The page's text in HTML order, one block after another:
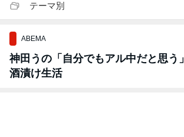
テーマ別
ABEMA
神田うの「自分でもアル中だと思う」
酒漬け生活